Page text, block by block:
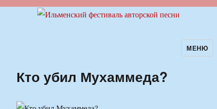
Ильменский фестиваль авторскойМЕНЮ
Кто убил Мухаммеда?